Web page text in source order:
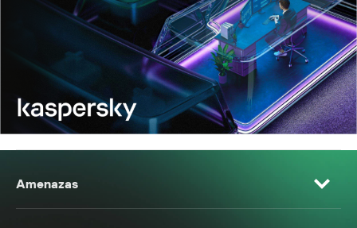
Amenazas